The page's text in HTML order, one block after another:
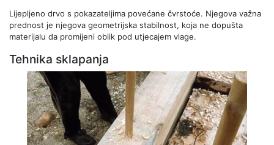
Lijepljeno drvo s pokazateljima povećane čvrstoće. Njegova važna
prednost je njegova geometrijska stabilnost, koja ne dopušta
materijalu da promijeni oblik pod utjecajem vlage.
Tehnika sklapanja